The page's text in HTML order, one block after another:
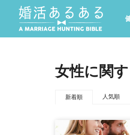
心の処方箋 カルチャー
女性に関
新着順 人気順